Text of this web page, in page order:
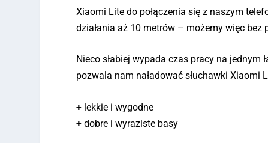
Xiaomi Lite do połączenia się z naszym
działania aż 10 metrów – możemy więc
Nieco słabiej wypada czas pracy na jednym
pozwala nam naładować słuchawki Xiaomi
+ lekkie i wygodne
+ dobre i wyraziste basy